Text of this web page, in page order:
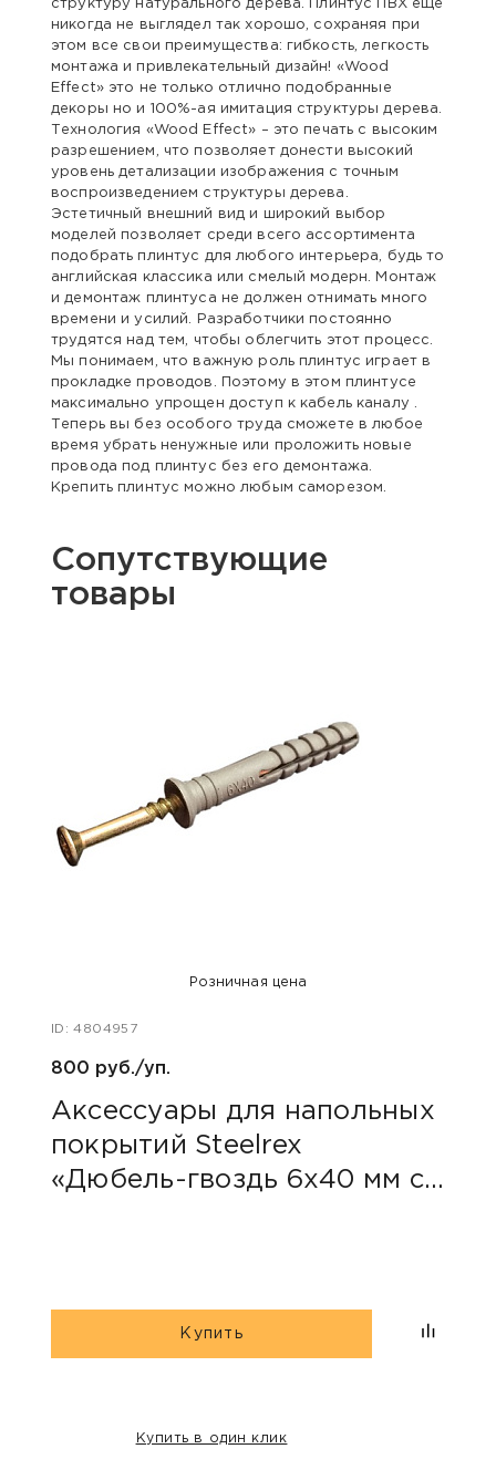
структуру натурального дерева. Плинтус ПВХ еще
никогда не выглядел так хорошо, сохраняя при
этом все свои преимущества: гибкость, легкость
монтажа и привлекательный дизайн! «Wood
Effect» это не только отлично подобранные
декоры но и 100%-ая имитация структуры дерева.
Технология «Wood Effect» – это печать с высоким
разрешением, что позволяет донести высокий
уровень детализации изображения с точным
воспроизведением структуры дерева.
Эстетичный внешний вид и широкий выбор
моделей позволяет среди всего ассортимента
подобрать плинтус для любого интерьера, будь то
английская классика или смелый модерн. Монтаж
и демонтаж плинтуса не должен отнимать много
времени и усилий. Разработчики постоянно
трудятся над тем, чтобы облегчить этот процесс.
Мы понимаем, что важную роль плинтус играет в
прокладке проводов. Поэтому в этом плинтусе
максимально упрощен доступ к кабель каналу .
Теперь вы без особого труда сможете в любое
время убрать ненужные или проложить новые
провода под плинтус без его демонтажа.
Крепить плинтус можно любым саморезом.
Сопутствующие
товары
Розничная цена
ID: 4804957
800 руб./уп.
Аксессуары для напольных
покрытий Steelrex
«Дюбель-гвоздь 6х40 мм с
Купить
Купить в один клик